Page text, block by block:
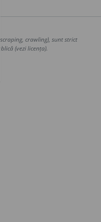
crawling), sunt strict
(vezi licența).